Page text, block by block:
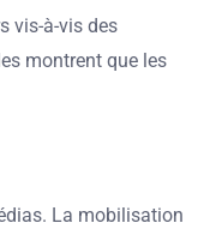
vis-à-vis des
montrent que les
La mobilisation